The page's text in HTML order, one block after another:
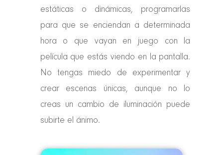
estáticas o dinámicas, programarlas
para que se enciendan a determinada
hora o que vayan en juego con la
película que estás viendo en la pantalla.
No tengas miedo de experimentar y
crear escenas únicas, aunque no lo
creas un cambio de iluminación puede
subirte el ánimo.